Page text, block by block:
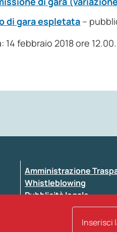
di gara espletata –
14 febbraio 2018 ore 12.00.
la tipologia della
Amministrazione
Whistleblowing
Pubblicità legale
Atti di notifica